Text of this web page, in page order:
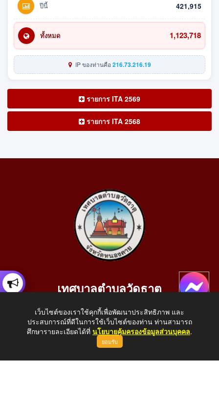
ปีนี้ 421,915
ทั้งหมด 1,123,718
IP ของท่านคือ216.73.216.19
รายการ ITA 2569
รายการ ITA 2568
เทศบาลตำบลวัดธาตุ
อ.เมือง จ.หนองคาย 43000
โทรศัพท์: 042-414758 โทรสาร: 042-414759
E-Mail: saraban_05430110@dla.go.th
เว็บไซต์ของเราใช้คุกกี้เพื่อพัฒนาประสิทธิภาพ และ
ประสบการณ์ที่ดีในการใช้เว็บไซต์ของท่าน ท่านสามารถ
ศึกษารายละเอียดได้ที่ นโยบายคุ้มครองข้อมูลส่วนบุคคล.
ยอมรับ